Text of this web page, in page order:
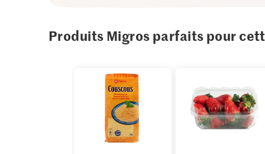
Produits Migros parfaits pour